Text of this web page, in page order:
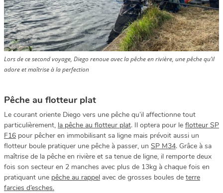
Lors de ce second voyage, Diego renoue avec la pêche en rivière, une pêche qu’il
adore et maîtrise à la perfection
Pêche au flotteur plat
Le courant oriente Diego vers une pêche qu’il affectionne tout
particulièrement, la pêche au flotteur plat. Il optera pour le flotteur SP
F16 pour pêcher en immobilisant sa ligne mais prévoit aussi un
flotteur boule pratiquer une pêche à passer, un SP M34. Grâce à sa
maîtrise de la pêche en rivière et sa tenue de ligne, il remporte deux
fois son secteur en 2 manches avec plus de 13kg à chaque fois en
pratiquant une pêche au rappel avec de grosses boules de terre
farcies d’esches.